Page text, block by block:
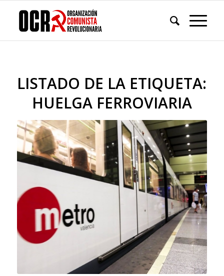
LISTADO DE LA ETIQUETA:
HUELGA FERROVIARIA